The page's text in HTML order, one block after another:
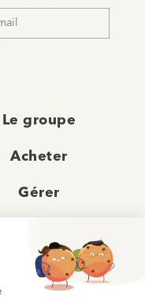
Le groupe
Acheter
Gérer
Avis clients